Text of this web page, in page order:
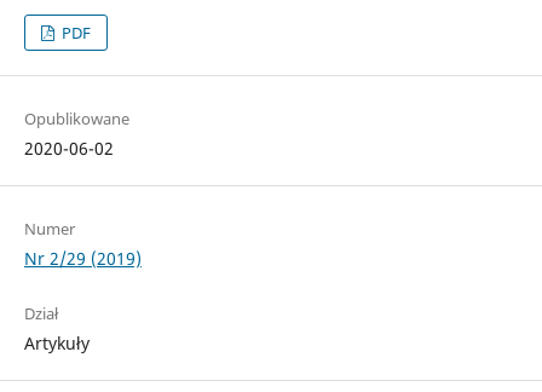
PDF
Opublikowane
2020-06-02
Numer
Nr 2/29 (2019)
Dział
Artykuły